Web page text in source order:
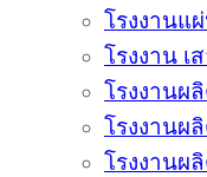
โรงงานแ
โรงงาน เ
โรงงานผ
โรงงานผ
โรงงานผ